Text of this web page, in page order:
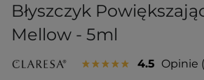
Błyszczyk
Mellow - 5ml
4.5 Opinie